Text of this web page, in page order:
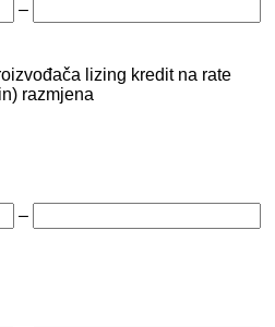
–
lizing kredit na rate
razmjena
–